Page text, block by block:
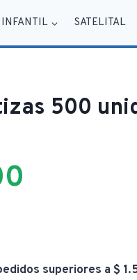
INFANTIL SATELITAL
500
superiores a $